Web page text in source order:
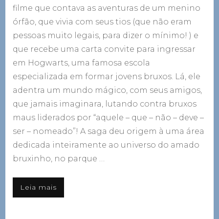
filme que contava as aventuras de um menino
órfão, que vivia com seus tios (que não eram
pessoas muito legais, para dizer o mínimo! ) e
que recebe uma carta convite para ingressar
em Hogwarts, uma famosa escola
especializada em formar jovens bruxos. Lá, ele
adentra um mundo mágico, com seus amigos,
que jamais imaginara, lutando contra bruxos
maus liderados por “aquele – que – não – deve –
ser – nomeado”! A saga deu origem à uma área
dedicada inteiramente ao universo do amado
bruxinho, no parque …
Leia mais